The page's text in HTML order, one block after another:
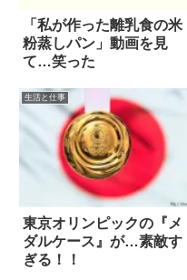
「私が作った離乳食の米
粉蒸しパン」動画を見
て…笑った
生活と仕事
東京オリンピックの『メ
ダルケース』が…素敵す
ぎる！！